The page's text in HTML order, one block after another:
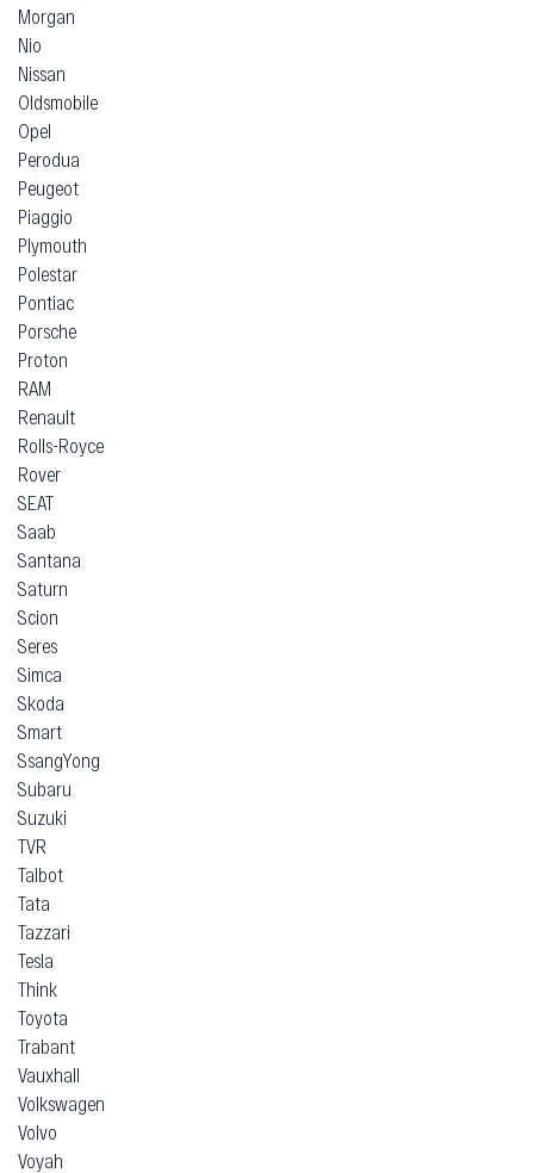
Morgan
Nio
Nissan
Oldsmobile
Opel
Perodua
Peugeot
Piaggio
Plymouth
Polestar
Pontiac
Porsche
Proton
RAM
Renault
Rolls-Royce
Rover
SEAT
Saab
Santana
Saturn
Scion
Seres
Simca
Skoda
Smart
SsangYong
Subaru
Suzuki
TVR
Talbot
Tata
Tazzari
Tesla
Think
Toyota
Trabant
Vauxhall
Volkswagen
Volvo
Voyah